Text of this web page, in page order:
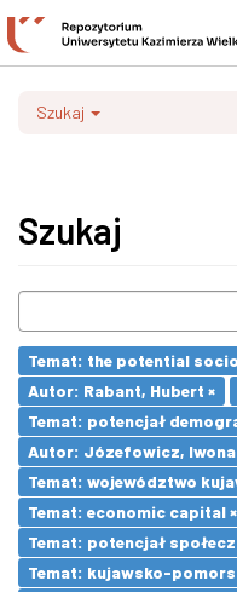
Szukaj
Szukaj
Temat: the potential
Autor: Rabant, Hubert ×
Temat: potencjał
Autor: Józefowicz, Iwona
Temat: województwo
Temat: economic capital ×
Temat: potencjał
Temat: kujawsko-